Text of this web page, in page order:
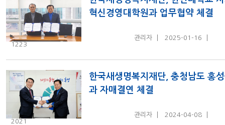
혁신경영대학원과 업무협약 체결
관리자
2025-01-16
1223
한국새생명복지재단, 충청남도 홍
과 자매결연 체결
관리자
2024-04-08
2021